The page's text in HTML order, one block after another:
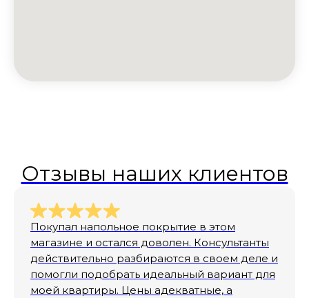
Отзывы наших клиентов
Покупал напольное покрытие в этом
магазине и остался доволен. Консультанты
действительно разбираются в своем деле и
помогли подобрать идеальный вариант для
моей квартиры. Цены адекватные, а